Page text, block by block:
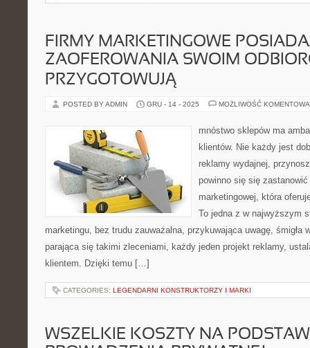
FIRMY MARKETINGOWE
ZAOFEROWANIA SWOIM
PRZYGOTOWUJĄ
POSTED BY ADMIN GRU - 14 - 2025 MOŻLIWOŚĆ
mnóstwo sklepów ma
klientów. Nie każdy jest
reklamy wydajnej,
powinno się się
marketingowej, która
To jedna z w najwyższym
marketingu, bez trudu zauważalna, przykuwająca uwagę, śmigła
parająca się takimi zleceniami, każdy jeden projekt reklamy,
klientem. Dzięki temu […]
CATEGORIES: LEGENDARNI KONSTRUKTORZY I MARKI
WSZELKIE KOSZTY NA